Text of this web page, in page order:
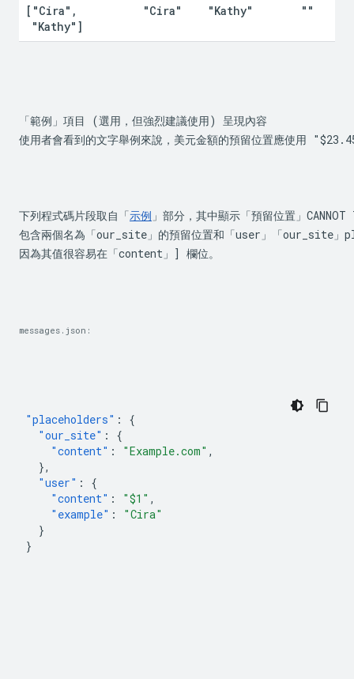
["Cira" ,
"Kathy"]
"Cira" "Kathy" ""
「範例」項目 (選用，但強烈建議使用) 呈現內容
使用者會看到的文字舉例來說，美元金額的預留位置應使用
下列程式碼片段取自「示例 」部分，其中顯示「預留位置」CANNOT
包含兩個名為「our_site」的預留位置和「user」「our_site
因為其值很容易在「content」] 欄位。
messages.json:
"placeholders" :
{
"our_site" :
{
"content" : "Example.com" ,
},
"user" :
{
"content" : "$1" ,
"example" :
"Cira"
}
}